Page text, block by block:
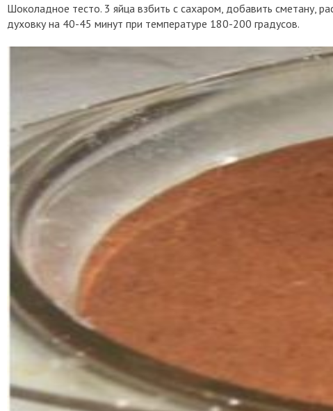
Шоколадное тесто. 3 яйца взбить с сахаром, добавить сметану,
духовку на 40-45 минут при температуре 180-200 градусов.